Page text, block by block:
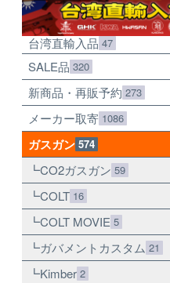
台湾直輸入品 47
SALE品 320
新商品・再販予約 273
メーカー取寄 1086
ガスガン 574
CO2ガスガン 59
COLT 16
COLT MOVIE 5
ガバメントカスタム 21
Kimber 2